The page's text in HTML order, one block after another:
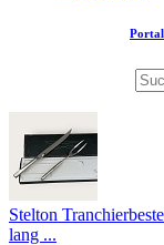
Stelton
lang ...